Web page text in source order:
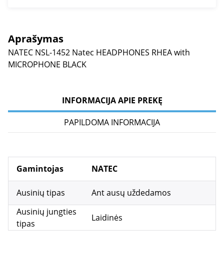
Aprašymas
NATEC NSL-1452 Natec HEADPHONES RHEA with
MICROPHONE BLACK
INFORMACIJA APIE PREKĘ
PAPILDOMA INFORMACIJA
Gamintojas NATEC
Ausinių tipas
Ant ausų uždedamos
Ausinių jungties
tipas
Laidinės